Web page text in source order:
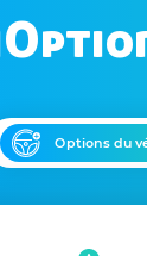
Options du